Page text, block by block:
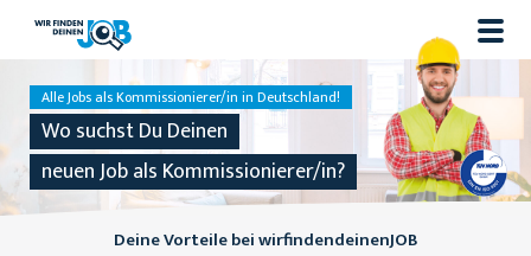
Alle Jobs als Kommissionierer/in in Deutschland!
Wo suchst Du Deinen
neuen Job als Kommissionierer/in?
Deine Vorteile bei wirfindendeinenJOB